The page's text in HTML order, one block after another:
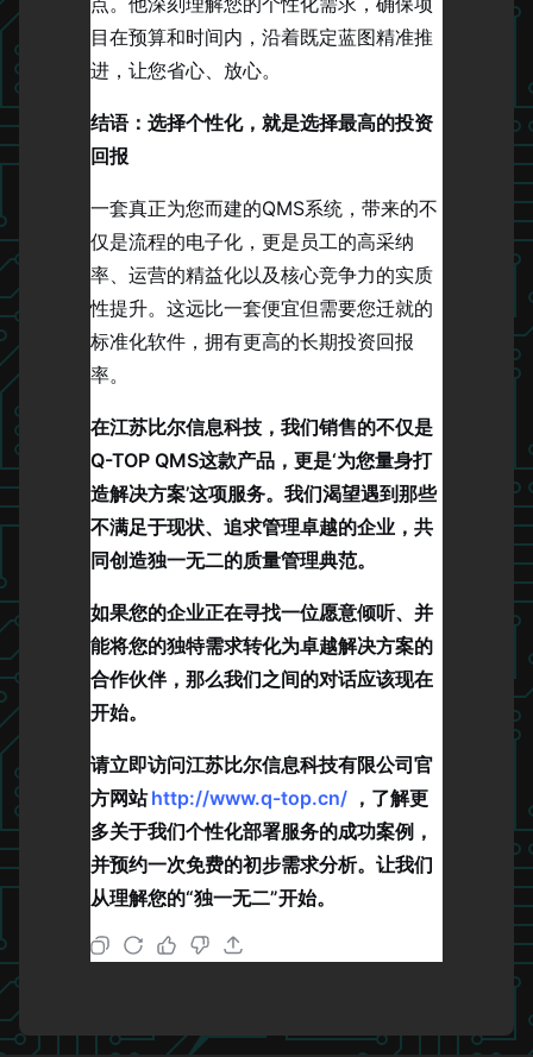
目在预算和时间内，沿着既定蓝图精准推
进，让您省心、放心。
结语：选择个性化，就是选择最高的投资
回报
一套真正为您而建的QMS系统，带来的不
仅是流程的电子化，更是员工的高采纳
率、运营的精益化以及核心竞争力的实质
性提升。这远比一套便宜但需要您迁就的
标准化软件，拥有更高的长期投资回报
率。
在江苏比尔信息科技，我们销售的不仅是
Q-TOP QMS这款产品，更是‘为您量身打
造解决方案’这项服务。我们渴望遇到那些
不满足于现状、追求管理卓越的企业，共
同创造独一无二的质量管理典范。
如果您的企业正在寻找一位愿意倾听、并
能将您的独特需求转化为卓越解决方案的
合作伙伴，那么我们之间的对话应该现在
开始。
请立即访问江苏比尔信息科技有限公司官
方网站http://www.q-top.cn/，了解更
多关于我们个性化部署服务的成功案例，
并预约一次免费的初步需求分析。让我们
从理解您的“独一无二”开始。